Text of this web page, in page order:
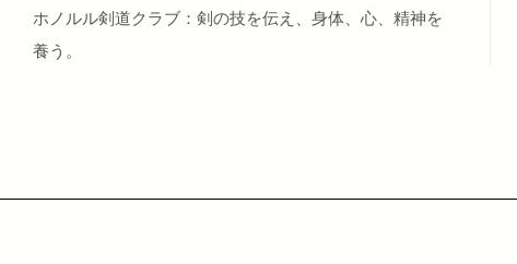
ホノルル剣道クラブ：剣の技を伝え、身体、心、精神を
養う。